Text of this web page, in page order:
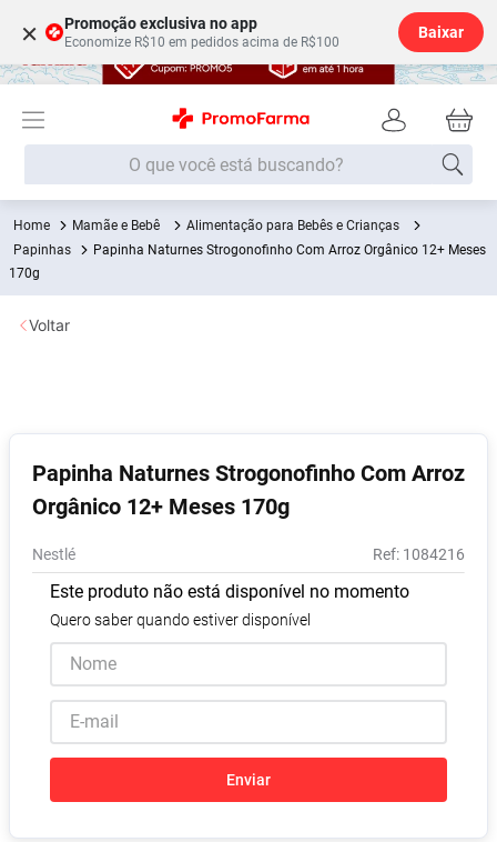
× Promoção exclusiva no app
Economize R$10 em pedidos acima de R$100
Baixar
O que você está buscando?
Mamãe e Bebê
Alimentação para Bebês e Crianças
Papinhas
Papinha Naturnes Strogonofinho Com Arroz Orgânico 12+ Meses
170g
Papinha Naturnes Strogonofinho Com Arroz
Orgânico 12+ Meses 170g
Nestlé : 1084216
Este produto não está disponível no momento
Quero saber quando estiver disponível
Enviar
Voltar
Termos mais buscados
9º
10º Vitamina D